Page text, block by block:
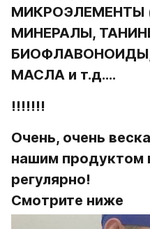
МИКРОЭЛЕМЕНТЫ
МИНЕРАЛЫ,
МАСЛА и т.д....
!!!!!!!
Очень, очень
нашим продуктом
регулярно!
Смотрите ниже